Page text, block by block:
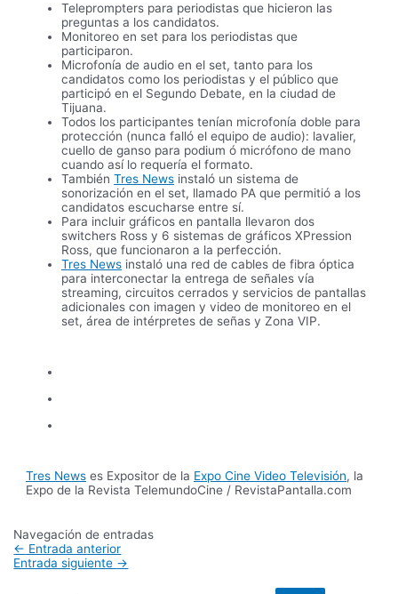
Teleprompters para periodistas que hicieron las
preguntas a los candidatos.
Monitoreo en set para los periodistas que
participaron.
Microfonía de audio en el set, tanto para los
candidatos como los periodistas y el público que
participó en el Segundo Debate, en la ciudad de
Tijuana.
Todos los participantes tenían microfonía doble para
protección (nunca falló el equipo de audio): lavalier,
cuello de ganso para podium ó micrófono de mano
cuando así lo requería el formato.
TambiénTres News instaló un sistema de
sonorización en el set, llamado PA que permitió a los
candidatos escucharse entre sí.
Para incluir gráficos en pantalla llevaron dos
switchers Ross y 6 sistemas de gráficos XPression
Ross, que funcionaron a la perfección.
Tres News instaló una red de cables de fibra óptica
para interconectar la entrega de señales vía
streaming, circuitos cerrados y servicios de pantallas
adicionales con imagen y video de monitoreo en el
set, área de intérpretes de señas y Zona VIP.
Tres News es Expositor de la Expo Cine Video Televisión, la
Expo de la Revista TelemundoCine / RevistaPantalla.com
Navegación de entradas
← Entrada anterior
Entrada siguiente →